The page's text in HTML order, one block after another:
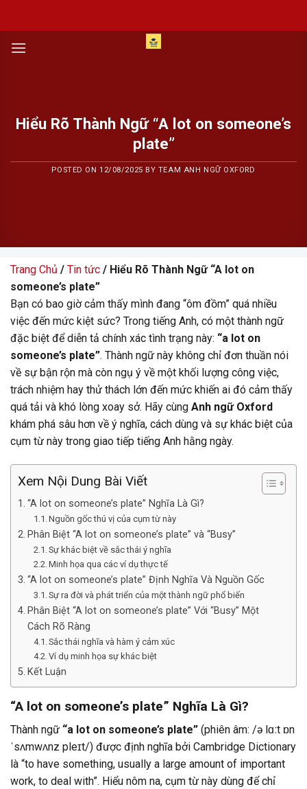
content
Hiểu Rõ Thành Ngữ “A lot on someone’s
plate”
POSTED ON12/08/2025 BY TEAM ANH NGỮ OXFORD
Trang Chủ / Tin tức / Hiểu Rõ Thành Ngữ “A lot on
someone’s plate”
Bạn có bao giờ cảm thấy mình đang “ôm đồm” quá nhiều
việc đến mức kiệt sức? Trong tiếng Anh, có một thành ngữ
đặc biệt để diễn tả chính xác tình trạng này: “a lot on
someone’s plate”. Thành ngữ này không chỉ đơn thuần nói
về sự bận rộn mà còn ngụ ý về một khối lượng công việc,
trách nhiệm hay thử thách lớn đến mức khiến ai đó cảm thấy
quá tải và khó lòng xoay sở. Hãy cùng Anh ngữ Oxford
khám phá sâu hơn về ý nghĩa, cách dùng và sự khác biệt của
cụm từ này trong giao tiếp tiếng Anh hằng ngày.
Xem Nội Dung Bài Viết
“A lot on someone’s plate” Nghĩa Là Gì?
Nguồn gốc thú vị của cụm từ này
Phân Biệt “A lot on someone’s plate” và “Busy”
Sự khác biệt về sắc thái ý nghĩa
Minh họa qua các ví dụ thực tế
“A lot on someone’s plate” Định Nghĩa Và Nguồn Gốc
Sự ra đời và phát triển của một thành ngữ phổ biến
Phân Biệt “A lot on someone’s plate” Với “Busy” Một
Cách Rõ Ràng
Sắc thái nghĩa và hàm ý cảm xúc
Ví dụ minh họa sự khác biệt
Kết Luận
“A lot on someone’s plate” Nghĩa Là Gì?
Thành ngữ “a lot on someone’s plate” (phiên âm: /ə lɑːt ɒn
ˈsʌmwʌnz pleɪt/) được định nghĩa bởi Cambridge Dictionary
là “to have something, usually a large amount of important
work, to deal with”. Hiểu nôm na, cụm từ này dùng để chỉ